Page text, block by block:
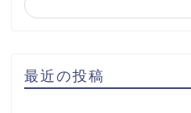
最近の投稿